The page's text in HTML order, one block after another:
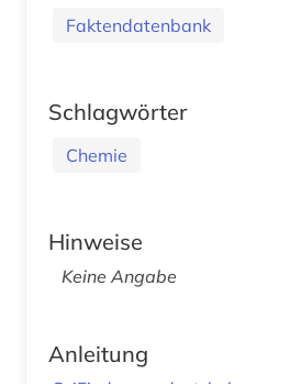
Faktendatenbank
Schlagwörter
Chemie
Hinweise
Keine Angabe
Anleitung